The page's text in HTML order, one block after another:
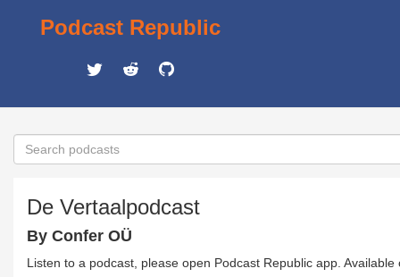
Podcast Republic
De Vertaalpodcast
By Confer OÜ
Listen to a podcast, please open Podcast Republic app.